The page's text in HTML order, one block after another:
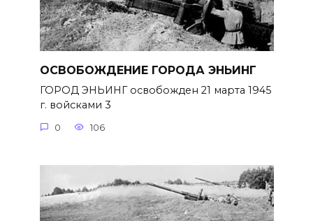
ОСВОБОЖДЕНИЕ ГОРОДА ЭНЬИНГ
ГОРОД ЭНЬИНГ освобожден 21 марта 1945
г. войсками 3
0 106